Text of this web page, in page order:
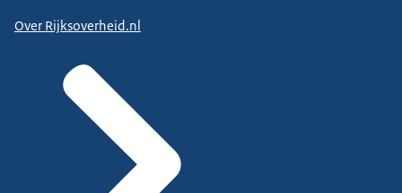
Over Rijksoverheid.nl